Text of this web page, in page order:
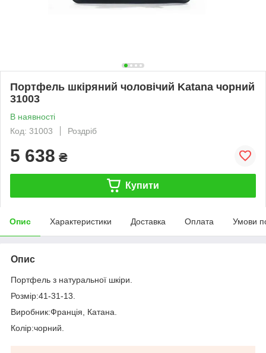
Портфель шкіряний чоловічий Katana чорний
31003
В наявності
Код: 31003
Роздріб
5 638 ₴
Купити
Опис Характеристики Доставка Оплата Умови
Опис
Портфель з натуральної шкіри.
Розмір:41-31-13.
Виробник:Франція, Катана.
Колір:чорний.